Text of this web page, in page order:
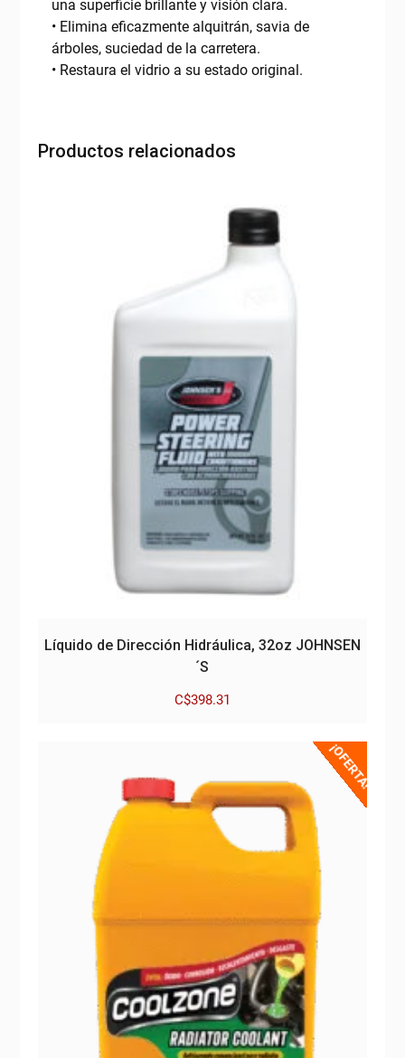
una superficie brillante y visión clara.
• Elimina eficazmente alquitrán, savia de
árboles, suciedad de la carretera.
• Restaura el vidrio a su estado original.
Productos relacionados
Líquido de Dirección Hidráulica, 32oz JOHNSEN
´S
C$398.31
¡OFERTA!